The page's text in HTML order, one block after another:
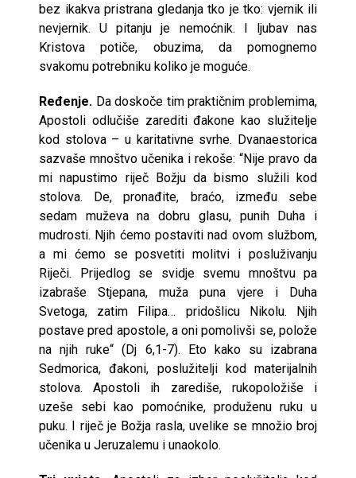
bez ikakva pristrana gledanja tko je tko: vjernik ili
nevjernik. U pitanju je nemoćnik. I ljubav nas
Kristova potiče, obuzima, da pomognemo
svakomu potrebniku koliko je moguće.
Ređenje. Da doskoče tim praktičnim problemima,
Apostoli odlučiše zarediti đakone kao služitelje
kod stolova – u karitativne svrhe. Dvanaestorica
sazvaše mnoštvo učenika i rekoše: “Nije pravo da
mi napustimo riječ Božju da bismo služili kod
stolova. De, pronađite, braćo, između sebe
sedam muževa na dobru glasu, punih Duha i
mudrosti. Njih ćemo postaviti nad ovom službom,
a mi ćemo se posvetiti molitvi i posluživanju
Riječi. Prijedlog se svidje svemu mnoštvu pa
izabraše Stjepana, muža puna vjere i Duha
Svetoga, zatim Filipa… pridošlicu Nikolu. Njih
postave pred apostole, a oni pomolivši se, polože
na njih ruke“ (Dj 6,1-7). Eto kako su izabrana
Sedmorica, đakoni, poslužitelji kod materijalnih
stolova. Apostoli ih zarediše, rukopoložiše i
uzeše sebi kao pomoćnike, produženu ruku u
puku. I riječ je Božja rasla, uvelike se množio broj
učenika u Jeruzalemu i unaokolo.